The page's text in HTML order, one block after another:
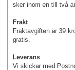
sker inom en till två
Frakt
Fraktavgiften är 39
gratis.
Leverans
Vi skickar med